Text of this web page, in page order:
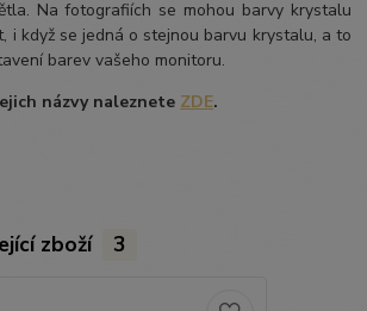
Na fotografiích se mohou barvy krystalu
i když se jedná o stejnou barvu krystalu, a to
barev vašeho monitoru.
názvy naleznete ZDE.
zboží 3